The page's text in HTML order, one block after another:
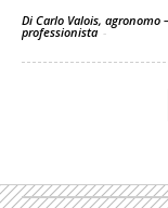
Di Carlo Valois, agronomo
professionista -